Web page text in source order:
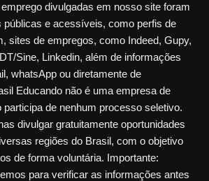
divulgadas em nosso site foram
públicas e acessíveis, como perfis de
sites de empregos, como Indeed, Gupy,
Sine, Linkedin, além de informações
whatsApp ou diretamente de
Educando não é uma empresa de
participa de nenhum processo seletivo.
divulgar gratuitamente oportunidades
regiões do Brasil, com o objetivo
de forma voluntária. Importante:
para verificar as informações antes